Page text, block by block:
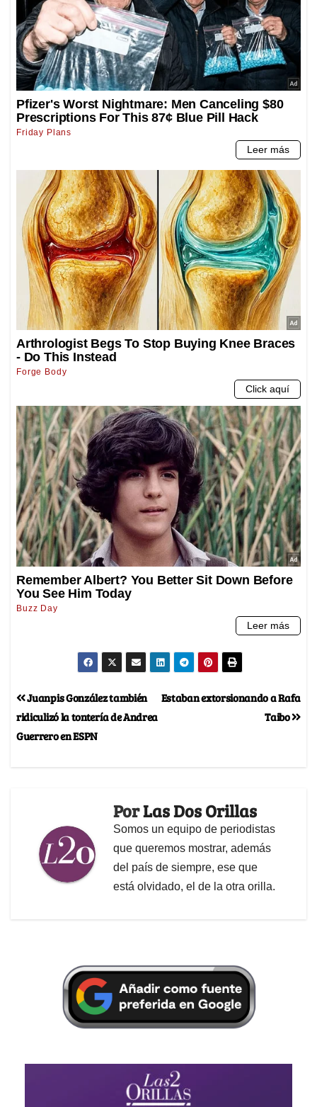
Estaban extorsionando a Rafa
Taibo
Juanpis González también
ridiculizó la tontería de Andrea
Guerrero en ESPN
PorLas Dos Orillas
Somos un equipo de periodistas
que queremos mostrar, además
del país de siempre, ese que
está olvidado, el de la otra orilla.